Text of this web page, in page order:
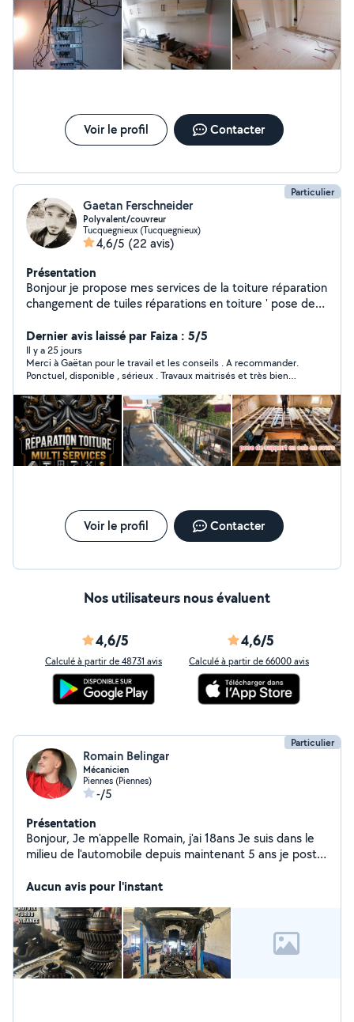
Voir le profil Contacter
Particulier
Gaetan Ferschneider
Polyvalent/couvreur
Tucquegnieux (Tucquegnieux)
4,6/5 (22 avis)
Présentation
Bonjour je propose mes services de la toiture réparation
changement de tuiles réparations en toiture ' pose de
velux,démoussage de vos toitures .Installation de Vmc
sortie en toiture Tubage et pose panneaux
photovoltaïques Habillage sous toiture et rives A
l'intérieur/ pose de parquet pose de parement mural
remplacement de tuyau en PE ou multi couche conduit
de poêle électricité de base remplacement de prise
tirage de nouveau câbles au compteur extérieur
équipée de plusieurs machines tonte et taille le
débarassement inclus Plus divers travaux en intérieur
gout ... En collaboration avec un menuisier poseur si
besoin pour pose de fenêtres, portes , porte de garage
Ainsi que location bétonnière et diverses outils on
Dernier avis laissé par Faiza : 5/5
Il y a 25 jours
Merci à Gaëtan pour le travail et les conseils . A recommander.
Ponctuel, disponible , sérieux . Travaux maitrisés et très bien
Voir le profil Contacter
Nos utilisateurs nous évaluent
4,6/5
Calculé à partir de 48731 avis
4,6/5
Calculé à partir de 66000 avis
Particulier
Romain Belingar
Mécanicien
Piennes (Piennes)
-/5
Présentation
Bonjour, Je m'appelle Romain, j'ai 18ans Je suis dans le
milieu de l'automobile depuis maintenant 5 ans je poste
peux me déplacer à votre domicile je ne peux
Aucun avis pour l'instant